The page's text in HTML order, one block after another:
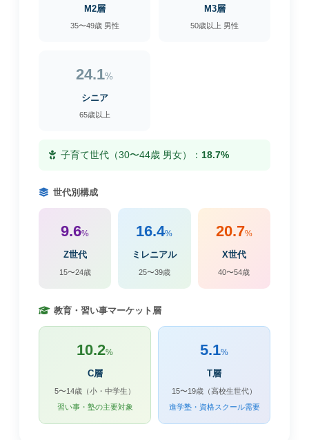
M2層
35〜49歳 男性
M3層
50歳以上 男性
24.1%
シニア
65歳以上
子育て世代（30〜44歳 男女）： 18.7%
世代別構成
9.6%
Z世代
15〜24歳
16.4%
ミレニアル
25〜39歳
20.7%
X世代
40〜54歳
教育・習い事マーケット層
10.2%
C層
5〜14歳（小・中学生）
習い事・塾の主要対象
5.1%
T層
15〜19歳（高校生世代）
進学塾・資格スクール需要